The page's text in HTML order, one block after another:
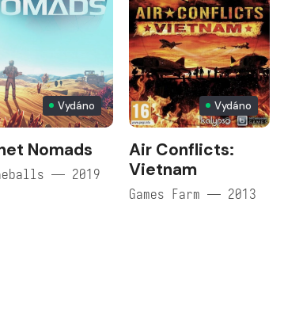
Vydáno
Nomads
— 2019
Vydáno
Air Conflicts:
Vietnam
Games Farm — 2013